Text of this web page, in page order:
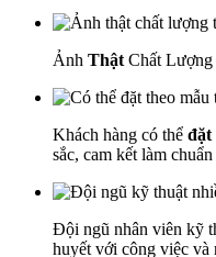
Ảnh Thật Chất Lượng
Khách hàng có thể đặt
sắc, cam kết làm
Đội ngũ nhân viên kỹ
huyết với công việc và